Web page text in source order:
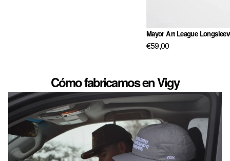
Mayor Art League
€59,00
Cómo fabricamos en Vigy